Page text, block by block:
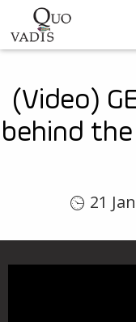
Skip to main
Navigare
principală
(Video)
behind
21